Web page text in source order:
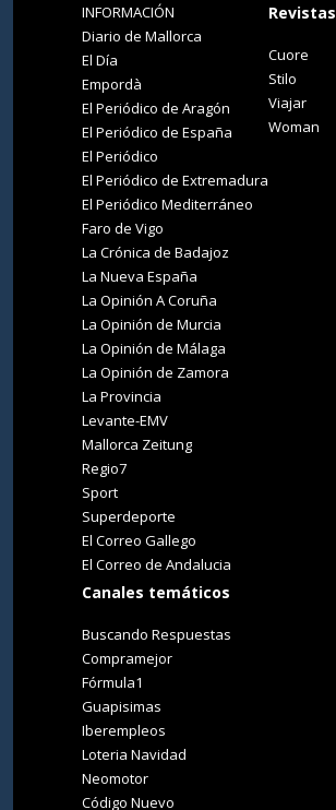
INFORMACIÓN
Diario de Mallorca
El Día
Empordà
El Periódico de Aragón
El Periódico de España
El Periódico
El Periódico de Extremadura
El Periódico Mediterráneo
Faro de Vigo
La Crónica de Badajoz
La Nueva España
La Opinión A Coruña
La Opinión de Murcia
La Opinión de Málaga
La Opinión de Zamora
La Provincia
Levante-EMV
Mallorca Zeitung
Regio7
Sport
Superdeporte
El Correo Gallego
El Correo de Andalucia
Canales temáticos
Buscando Respuestas
Compramejor
Fórmula1
Guapisimas
Iberempleos
Loteria Navidad
Neomotor
Código Nuevo
Revistas
Cuore
Stilo
Viajar
Woman